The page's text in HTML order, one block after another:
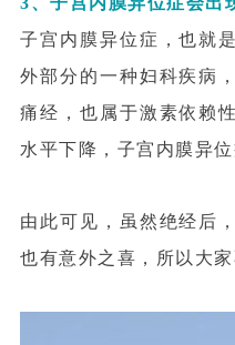
子宫内膜异位症，也就
外部分的一种妇科疾病
痛经，也属于激素依赖
水平下降，子宫内膜异位
由此可见，虽然绝经后
也有意外之喜，所以大